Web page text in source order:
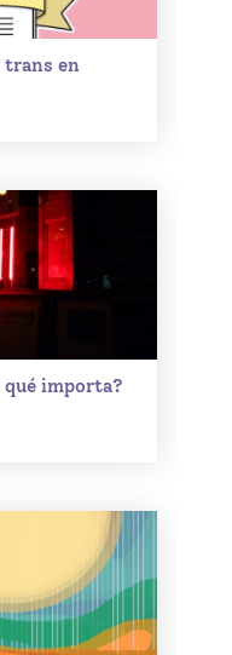
trans en
qué importa?